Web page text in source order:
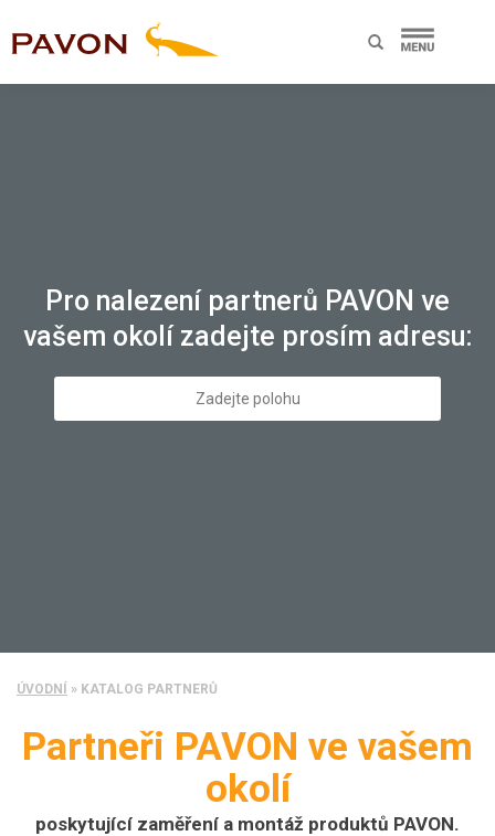
Pro nalezení partnerů PAVON ve
vašem okolí zadejte prosím adresu:
ÚVODNÍ » KATALOG PARTNERŮ
Partneři PAVON ve vašem
okolí
poskytující zaměření a montáž produktů PAVON.